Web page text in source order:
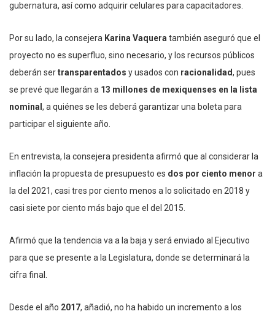
gubernatura, así como adquirir celulares para capacitadores.
Por su lado, la consejera Karina Vaqueratambién aseguró que el
proyecto no es superfluo, sino necesario, y los recursos públicos
deberán sertransparentados y usados con racionalidad, pues
se prevé que llegarán a 13 millones de mexiquenses en la lista
nominal , a quiénes se les deberá garantizar una boleta para
participar el siguiente año.
En entrevista, la consejera presidenta afirmó que al considerar la
inflación la propuesta de presupuesto es dos por ciento menor a
la del 2021, casi tres por ciento menos a lo solicitado en 2018 y
casi siete por ciento más bajo que el del 2015.
Afirmó que la tendencia va a la baja y será enviado al Ejecutivo
para que se presente a la Legislatura, donde se determinará la
cifra final.
Desde el año 2017, añadió, no ha habido un incremento a los